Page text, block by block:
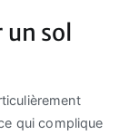
sol
qui complique